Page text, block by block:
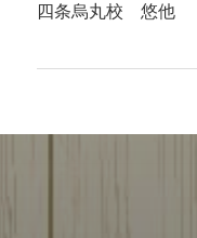
四条烏丸校 悠他